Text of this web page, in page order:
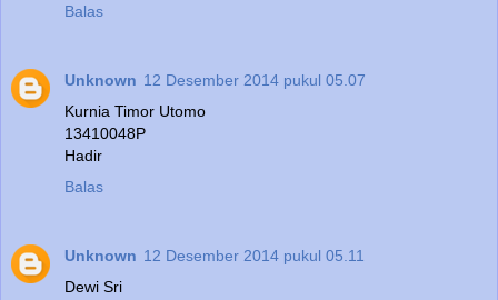
Balas
Unknown 12 Desember 2014 pukul 05.07
Kurnia Timor Utomo
13410048P
Hadir
Balas
Unknown 12 Desember 2014 pukul 05.11
Dewi Sri